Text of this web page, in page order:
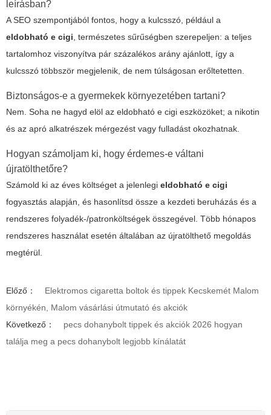
leírásban?
A SEO szempontjából fontos, hogy a kulcsszó, például a
eldobható e cigi , természetes sűrűségben szerepeljen: a teljes
tartalomhoz viszonyítva pár százalékos arány ajánlott, így a
kulcsszó többször megjelenik, de nem túlságosan erőltetetten.
Biztonságos-e a gyermekek környezetében tartani?
Nem. Soha ne hagyd elöl az eldobható e cigi eszközöket; a nikotin
és az apró alkatrészek mérgezést vagy fulladást okozhatnak.
Hogyan számoljam ki, hogy érdemes-e váltani
újratölthetőre?
Számold ki az éves költséget a jelenlegi eldobható e cigi
fogyasztás alapján, és hasonlítsd össze a kezdeti beruházás és a
rendszeres folyadék-/patronköltségek összegével. Több hónapos
rendszeres használat esetén általában az újratölthető megoldás
megtérül.
Előző：
Elektromos cigaretta boltok és tippek Kecskemét Malom
környékén, Malom vásárlási útmutató és akciók
Következő：
pecs dohanybolt tippek és akciók 2026 hogyan
találja meg a pecs dohanybolt legjobb kínálatát